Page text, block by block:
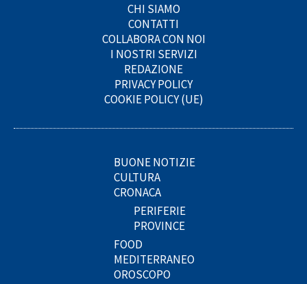
CHI SIAMO
CONTATTI
COLLABORA CON NOI
I NOSTRI SERVIZI
REDAZIONE
PRIVACY POLICY
COOKIE POLICY (UE)
BUONE NOTIZIE
CULTURA
CRONACA
PERIFERIE
PROVINCE
FOOD
MEDITERRANEO
OROSCOPO